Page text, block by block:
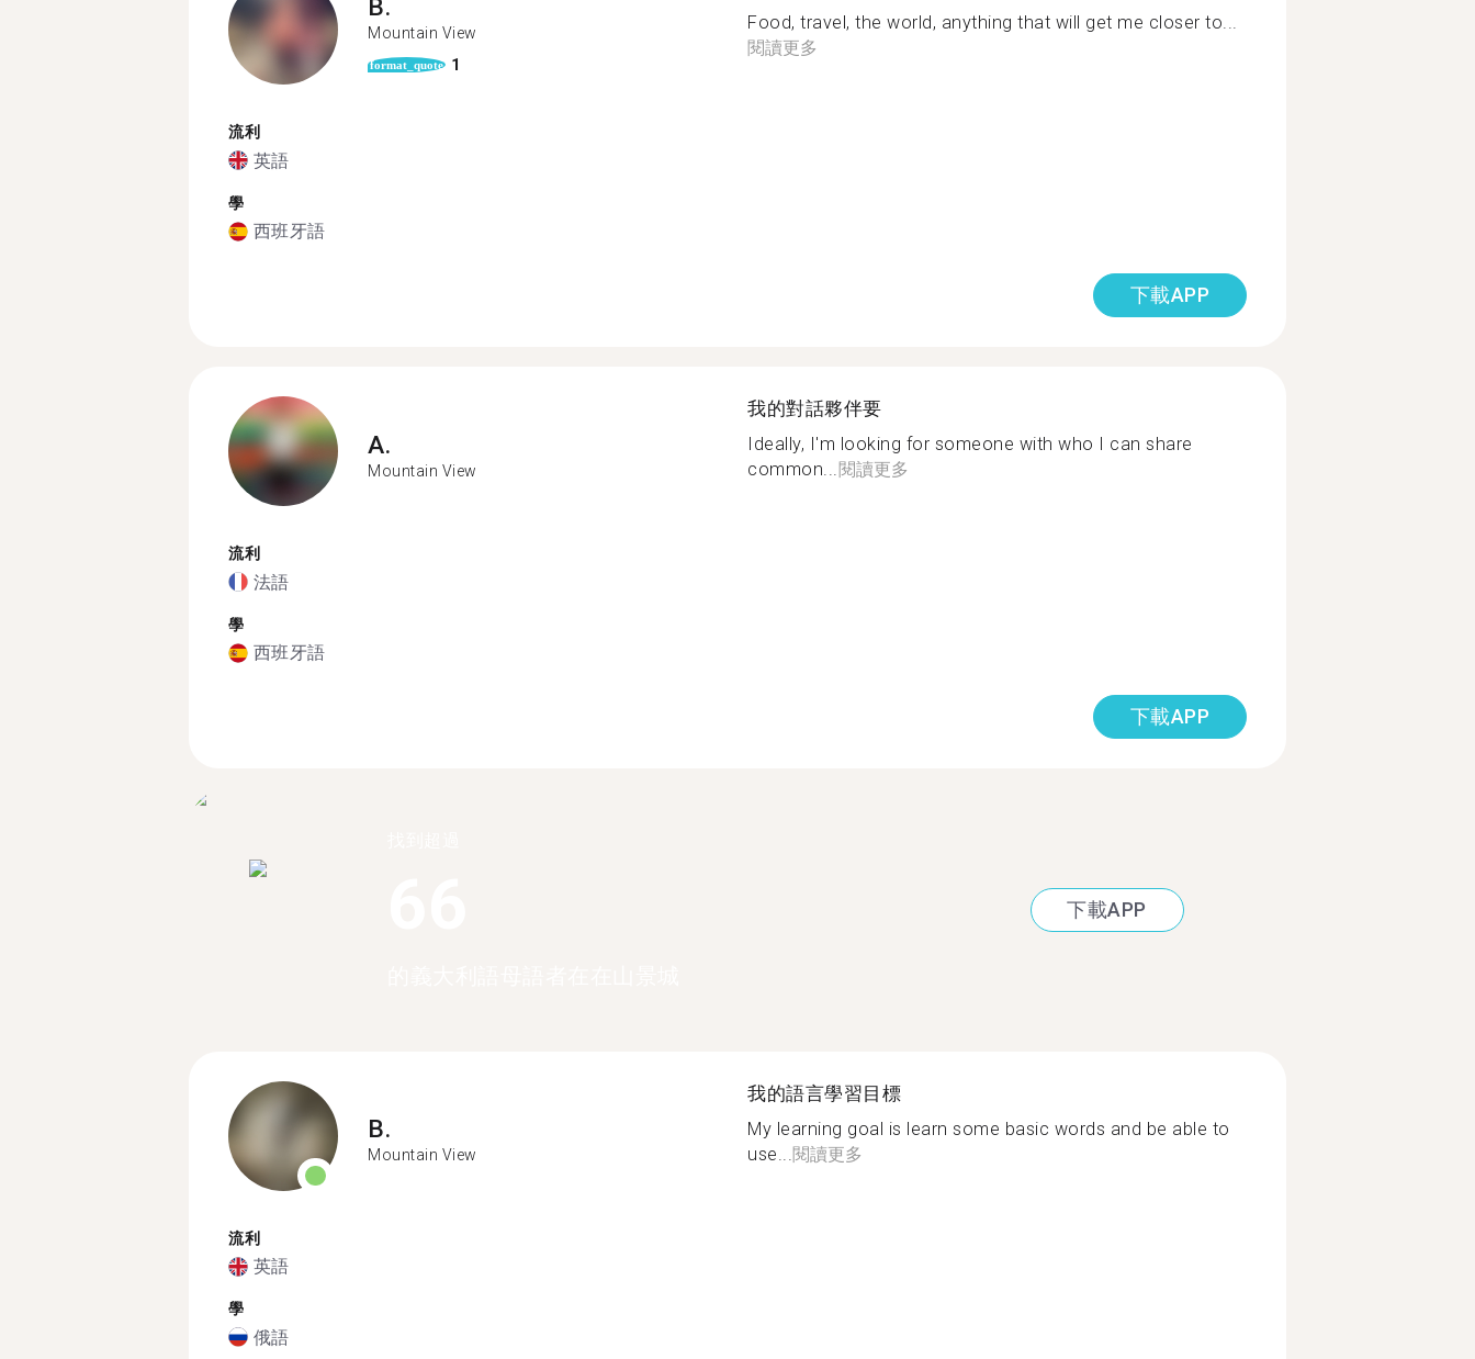
B.
Mountain View
format_quote 1
流利
英語
學
西班牙語
Food, travel, the world, anything that will get me closer to...
閱讀更多
下載APP
A.
Mountain View
流利
法語
學
西班牙語
我的對話夥伴要
Ideally, I'm looking for someone with who I can share
common...閱讀更多
下載APP
下載APP
B.
Mountain View
流利
英語
學
俄語
我的語言學習目標
My learning goal is learn some basic words and be able to
use... 閱讀更多